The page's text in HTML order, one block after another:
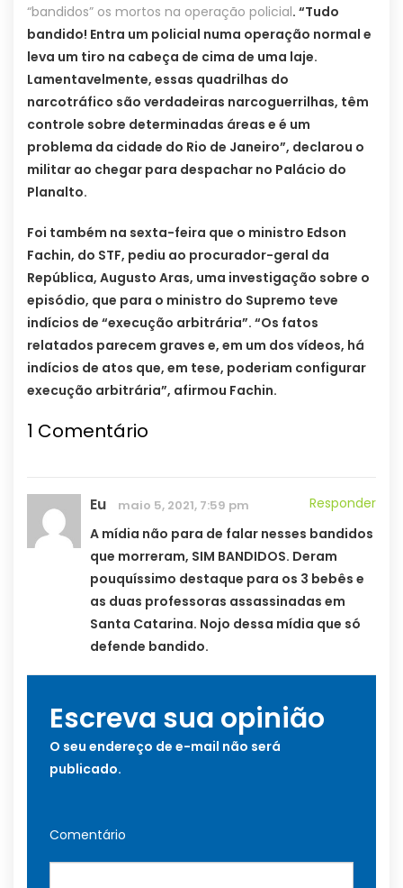
“bandidos” os mortos na operação policial. “Tudo
bandido! Entra um policial numa operação normal e
leva um tiro na cabeça de cima de uma laje.
Lamentavelmente, essas quadrilhas do
narcotráfico são verdadeiras narcoguerrilhas, têm
controle sobre determinadas áreas e é um
problema da cidade do Rio de Janeiro”, declarou o
militar ao chegar para despachar no Palácio do
Planalto.
Foi também na sexta-feira que o ministro Edson
Fachin, do STF, pediu ao procurador-geral da
República, Augusto Aras, uma investigação sobre o
episódio, que para o ministro do Supremo teve
indícios de “execução arbitrária”. “Os fatos
relatados parecem graves e, em um dos vídeos, há
indícios de atos que, em tese, poderiam configurar
execução arbitrária”, afirmou Fachin.
1 Comentário
Eu maio 5, 2021, 7:59 pm
Responder
A mídia não para de falar nesses bandidos
que morreram, SIM BANDIDOS. Deram
pouquíssimo destaque para os 3 bebês e
as duas professoras assassinadas em
Santa Catarina. Nojo dessa mídia que só
defende bandido.
Escreva sua opinião
O seu endereço de e-mail não será
publicado.
Comentário